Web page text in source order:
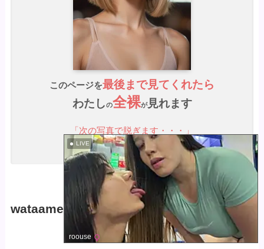
LIVE
roouse
このページを最後まで見てくれたら
わたしの全裸が見れます
「次の写真で脱ぎます・・・」
wataame-chの魅力ポイント！